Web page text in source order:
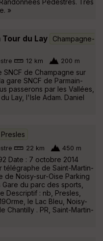
Pédestres. Très
»
du Lay
Champagne-
12 km 200 m
SNCF de Champagne sur
gare SNCF de Parmain-
passerons par les Vallées,
Lay, l'Isle Adam. Daniel
Presles
22 km 450 m
Date : 7 octobre 2014
télégraphe de Saint-Martin-
de Noisy-sur-Oise Parking
du parc des sports,
Descriptif : nb, Presles,
le Lac Bleu, Noisy-
Chantilly . PR, Saint-Martin-